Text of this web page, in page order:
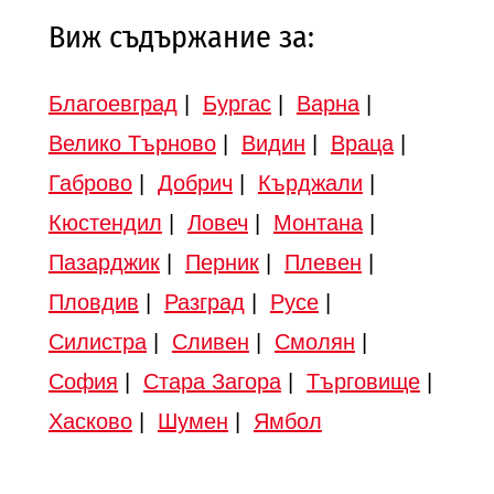
Виж съдържание за:
Благоевград Бургас| Варна|
Велико Търново| Видин Враца|
Габрово| Добрич Кърджали
Кюстендил
Ловеч Монтана|
Пазарджик| Перник| Плевен
Пловдив
Разград Русе|
Силистра| Сливен Смолян
София
Стара Загора| Търговище|
Хасково| Шумен Ямбол